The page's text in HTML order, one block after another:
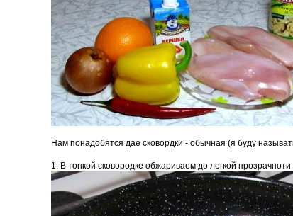
Нам понадобятся дае сковордки - обычная (я буду
1. В тонкой сковородке обжариваем до легкой